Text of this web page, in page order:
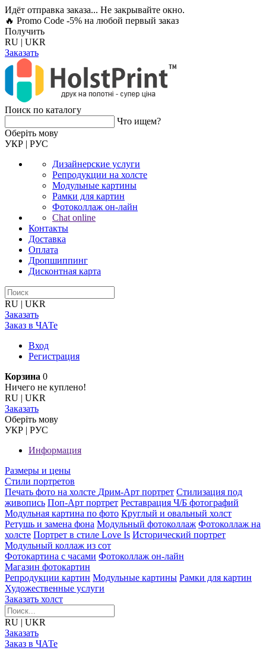
Идёт отправка заказа... Не закрывайте окно.
🔥 Promo Code -5% на любой первый заказ
Получить
RU | UKR
Заказать
Поиск по каталогу
Что ищем?
Оберiть мову
УКР | РУС
Дизайнерские услуги
Репродукции на холсте
Модульные картины
Рамки для картин
Фотоколлаж он-лайн
Chat online
Контакты
Доставка
Оплата
Дропшиппинг
Дисконтная карта
RU | UKR
Заказать
Заказ в ЧАТе
Вход
Регистрация
Корзина 0
Ничего не куплено!
RU | UKR
Заказать
Оберiть мову
УКР | РУС
Информация
Размеры и цены
Стили портретов
Печать фото на холсте Дрим-Арт портрет Стилизация под
живопись Поп-Арт портрет Реставрация Ч/Б фотографий
Модульная картина по фото Круглый и овальный холст
Ретушь и замена фона Модульный фотоколлаж Фотоколлаж на
холсте Портрет в стиле Love Is Исторический портрет
Модульный коллаж из сот
Фотокартина с часами Фотоколлаж он-лайн
Магазин фотокартин
Репродукции картин Модульные картины Рамки для картин
Художественные услуги
Заказать холст
RU | UKR
Заказать
Заказ в ЧАТе